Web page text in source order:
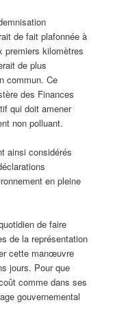
de fait plafonnée à
premiers kilomètres
de plus
commun. Ce
des Finances
qui doit amener
non polluant.
ainsi considérés
en pleine
de faire
de la représentation
cette manœuvre
jours. Pour que
comme dans ses
gouvernemental